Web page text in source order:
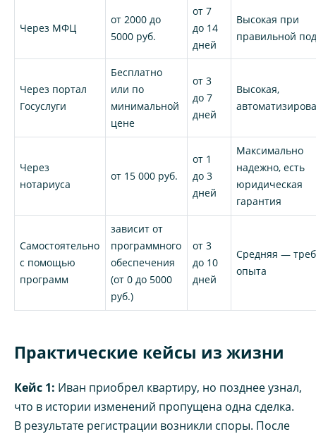
Через МФЦ
от 2000 до
5000 руб.
от 7
до 14
дней
Высокая при
правильной
Через портал
Госуслуги
Бесплатно
или по
минимальной
цене
от 3
до 7
дней
Высокая,
Через
нотариуса
от 15 000 руб.
от 1
до 3
дней
Максимально
надежно, есть
юридическая
гарантия
Самостоятельно
с помощью
программ
зависит от
программного
обеспечения
(от 0 до 5000
руб.)
от 3
до 10
дней
Средняя —
опыта
Практические кейсы из жизни
Кейс 1: Иван приобрел квартиру, но позднее узнал,
что в истории изменений пропущена одна сделка.
В результате регистрации возникли споры. После